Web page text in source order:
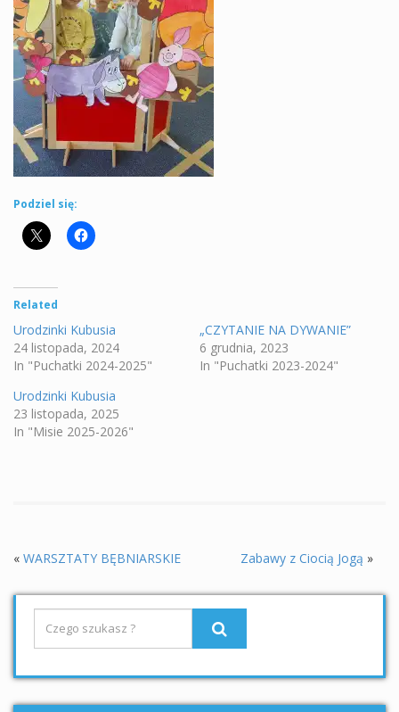
Podziel się:
Related
Urodzinki Kubusia
24 listopada, 2024
In "Puchatki 2024-2025"
„CZYTANIE NA DYWANIE”
6 grudnia, 2023
In "Puchatki 2023-2024"
Urodzinki Kubusia
23 listopada, 2025
In "Misie 2025-2026"
« WARSZTATY BĘBNIARSKIE Zabawy z Ciocią Jogą »